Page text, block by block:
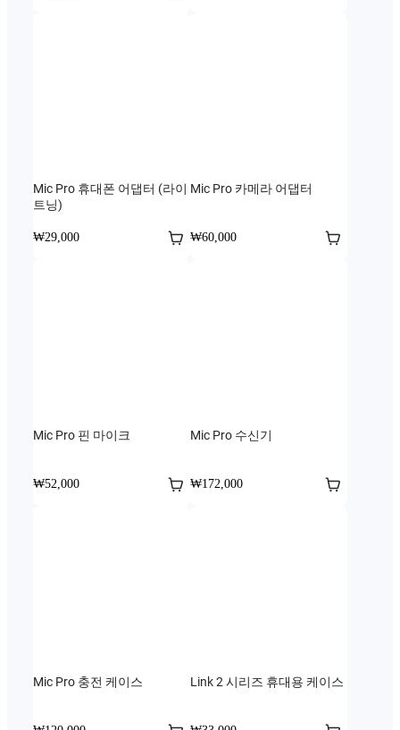
Mic Pro 휴대폰 어댑터 (라이
트닝)
₩29,000
Mic Pro 카메라 어댑터
₩60,000
Mic Pro 핀 마이크
₩52,000
Mic Pro 수신기
₩172,000
Mic Pro 충전 케이스 Link 2 시리즈 휴대용 케이스